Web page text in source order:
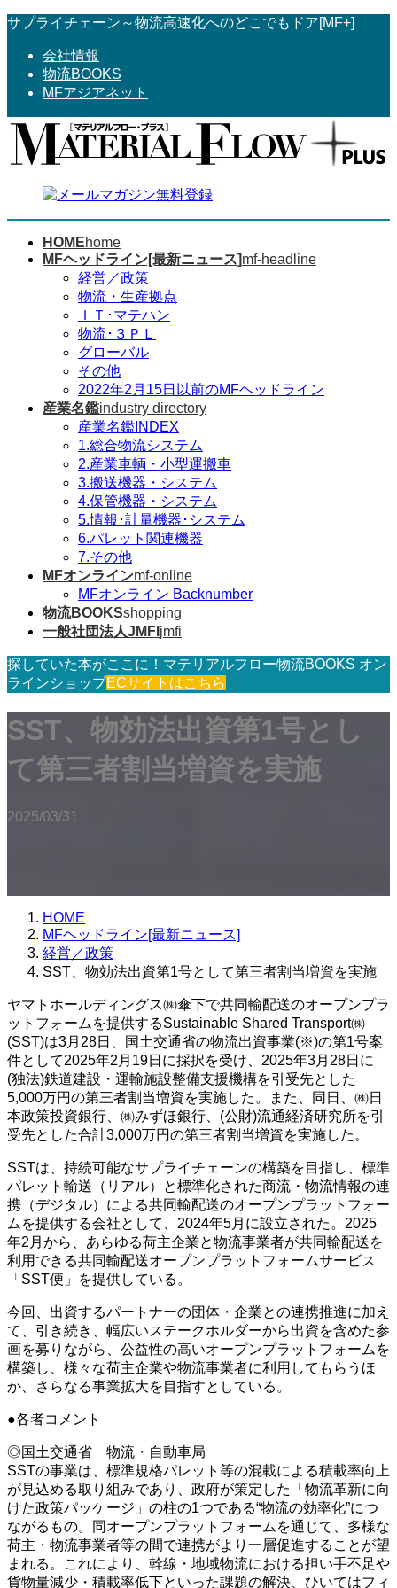
コ
へ
ス
ナ
ョ
ン
サプライチェーン～物流高速化へのどこでもドア[MF+]
会社情報
物流BOOKS
MFアジアネット
HOMEhome
MFヘッドライン[最新ニュース]mf-headline
経営／政策
物流・生産拠点
ＩＴ･マテハン
物流･３ＰＬ
グローバル
その他
2022年2月15日以前のMFヘッドライン
産業名鑑industry directory
産業名鑑INDEX
1.総合物流システム
2.産業車輌・小型運搬車
3.搬送機器・システム
4.保管機器・システム
5.情報･計量機器･システム
6.パレット関連機器
7.その他
MFオンラインmf-online
MFオンライン Backnumber
物流BOOKSshopping
一般社団法人JMFI jmfi
探していた本がここに！マテリアルフロー物流BOOKS オン
ラインショップECサイトはこちら
SST、物効法出資第1号とし
て第三者割当増資を実施
2025/03/31
HOME
MFヘッドライン[最新ニュース]
経営／政策
SST、物効法出資第1号として第三者割当増資を実施
ヤマトホールディングス㈱傘下で共同輸配送のオープンプラ
ットフォームを提供するSustainable Shared Transport㈱
(SST)は3月28日、国土交通省の物流出資事業(※)の第1号案
件として2025年2月19日に採択を受け、2025年3月28日に
(独法)鉄道建設・運輸施設整備支援機構を引受先とした
5,000万円の第三者割当増資を実施した。また、同日、㈱日
本政策投資銀行、㈱みずほ銀行、(公財)流通経済研究所を引
受先とした合計3,000万円の第三者割当増資を実施した。
SSTは、持続可能なサプライチェーンの構築を目指し、標準
パレット輸送（リアル）と標準化された商流・物流情報の連
携（デジタル）による共同輸配送のオープンプラットフォー
ムを提供する会社として、2024年5月に設立された。2025
年2月から、あらゆる荷主企業と物流事業者が共同輸配送を
利用できる共同輸配送オープンプラットフォームサービス
「SST便」を提供している。
今回、出資するパートナーの団体・企業との連携推進に加え
て、引き続き、幅広いステークホルダーから出資を含めた参
画を募りながら、公益性の高いオープンプラットフォームを
構築し、様々な荷主企業や物流事業者に利用してもらうほ
か、さらなる事業拡大を目指すとしている。
●各者コメント
◎国土交通省 物流・自動車局
SSTの事業は、標準規格パレット等の混載による積載率向上
が見込める取り組みであり、政府が策定した「物流革新に向
けた政策パッケージ」の柱の1つである“物流の効率化”につ
ながるもの。同オープンプラットフォームを通じて、多様な
荷主・物流事業者等の間で連携がより一層促進することが望
まれる。これにより、幹線・地域物流における担い手不足や
貨物量減少・積載率低下といった課題の解決、ひいてはフィ